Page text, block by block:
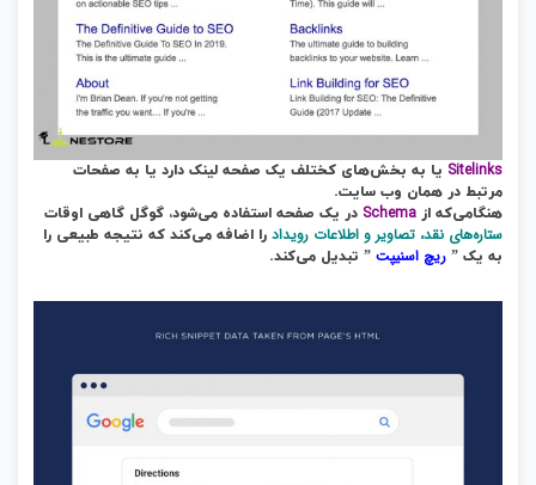
Sitelinks یا به بخش‌های کختلف یک صفحه لینک دارد یا به صفحات
مرتبط در همان وب‌ سایت.
هنگامی‌که از Schema در یک صفحه استفاده می‌شود، گوگل گاهی اوقات
ستاره‌های نقد، تصاویر و اطلاعات رویدادرا اضافه می‌کند که نتیجه طبیعی را
به یک ” ریچ اسنیپت” تبدیل می‌کند.